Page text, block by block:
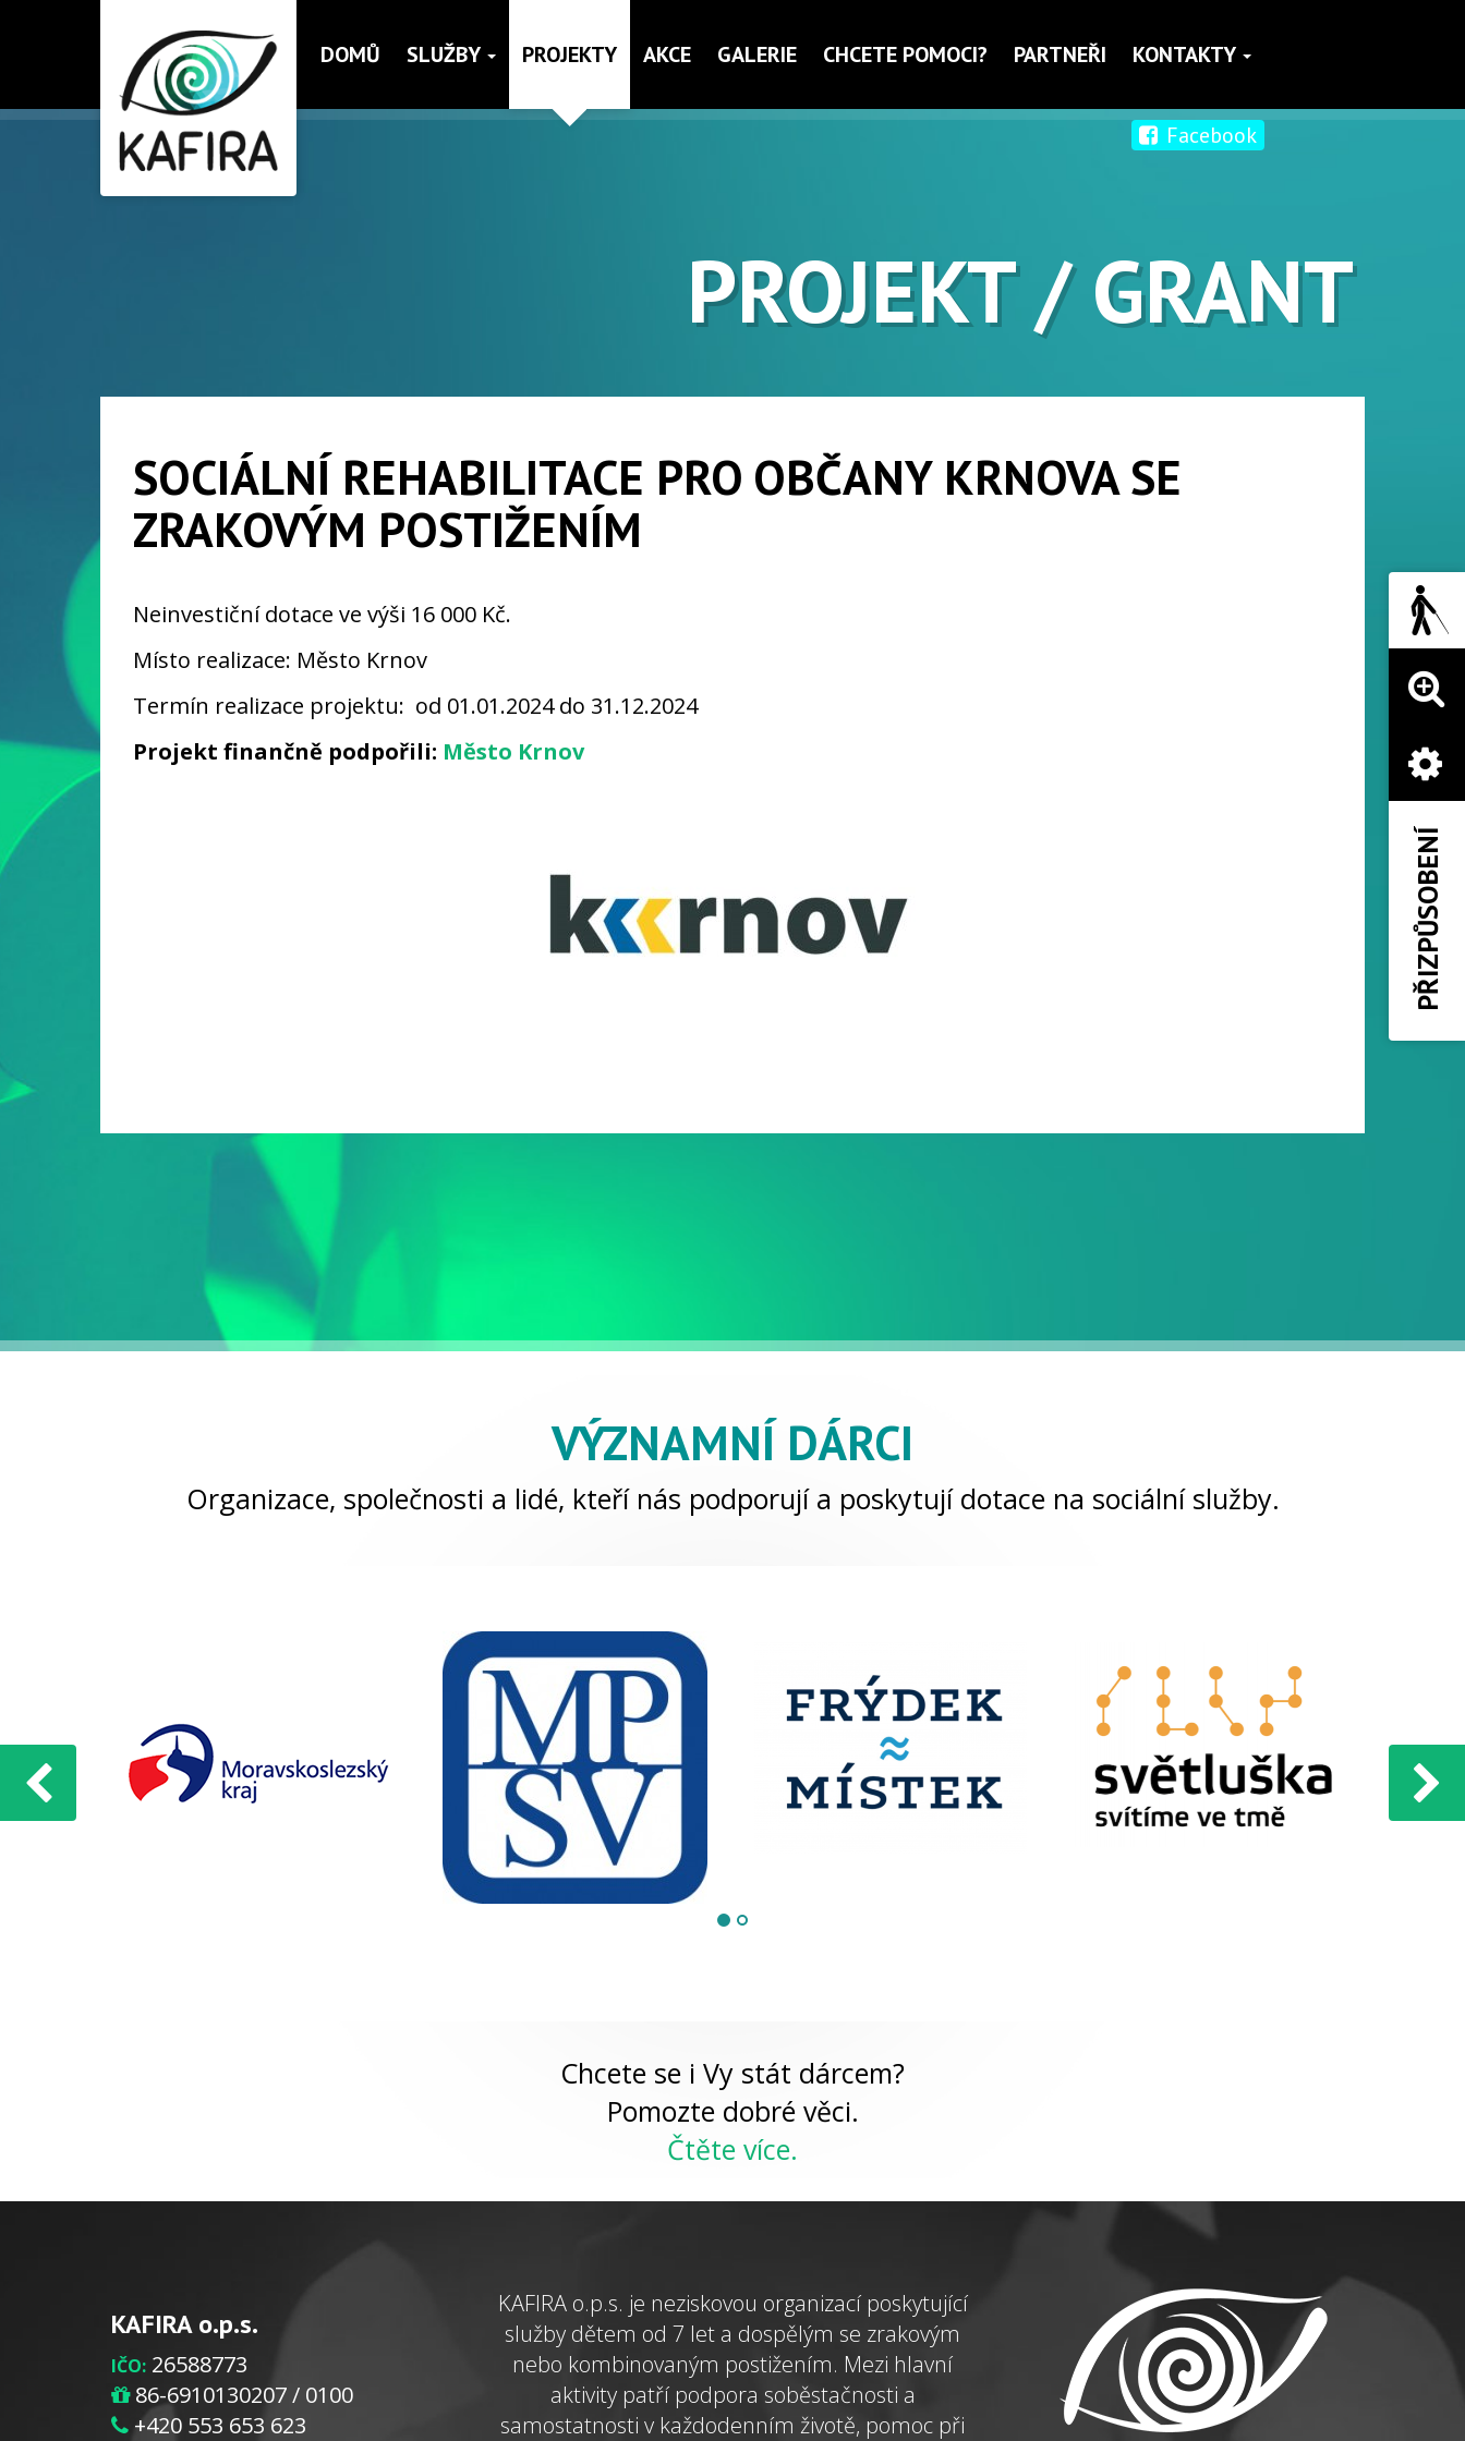
DOMŮ SLUŽBY PROJEKTY AKCE GALERIE CHCETE POMOCI? PARTNEŘI KONTAKTY
Facebook
PROJEKT / GRANT
SOCIÁLNÍ REHABILITACE PRO OBČANY KRNOVA SE
ZRAKOVÝM POSTIŽENÍM
Neinvestiční dotace ve výši 16 000 Kč.
Místo realizace: Město Krnov
Termín realizace projektu: od 01.01.2024 do 31.12.2024
Projekt finančně podpořili: Město Krnov
VÝZNAMNÍ DÁRCI
Organizace, společnosti a lidé, kteří nás podporují a poskytují dotace na sociální služby.
Chcete se i Vy stát dárcem?
Pomozte dobré věci.
Čtěte více.
KAFIRA o.p.s.
IČO: 26588773
86-6910130207 / 0100
+420 553 653 623
KAFIRA o.p.s. je neziskovou organizací poskytující
služby dětem od 7 let a dospělým se zrakovým
nebo kombinovaným postižením. Mezi hlavní
aktivity patří podpora soběstačnosti a
samostatnosti v každodenním životě, pomoc při
PŘIZPŮSOBENÍ